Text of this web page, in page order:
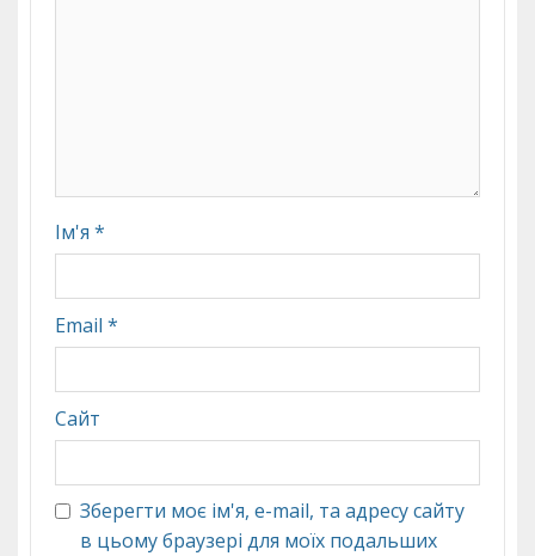
Ім'я *
Email *
Сайт
Зберегти моє ім'я, e-mail, та адресу сайту
в цьому браузері для моїх подальших